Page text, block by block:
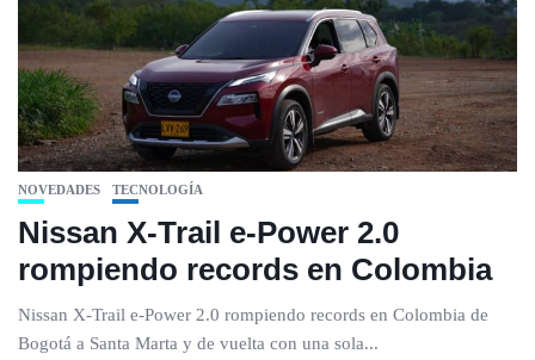
NOVEDADES TECNOLOGÍA
Nissan X-Trail e-Power 2.0
rompiendo records en Colombia
Nissan X-Trail e-Power 2.0 rompiendo records en Colombia de
Bogotá a Santa Marta y de vuelta con una sola...